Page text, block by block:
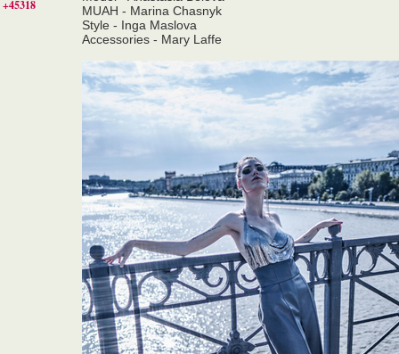
+45318
MUAH - Marina Chasnyk
Style - Inga Maslova
Accessories - Mary Laffe